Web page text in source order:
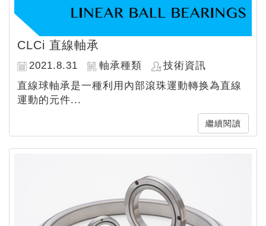
CLCi 直線軸承
2021.8.31 軸承種類
技術資訊
直線球軸承是一種利用內部滾珠運動轉换為直線
運動的元件...
繼續閱讀